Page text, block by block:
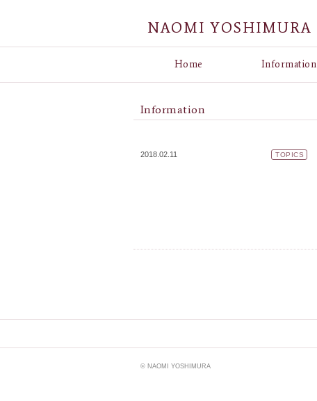
NAOMI YOSHIMURA
Home Information
Information
TOPICS
2018.02.11
© NAOMI YOSHIMURA